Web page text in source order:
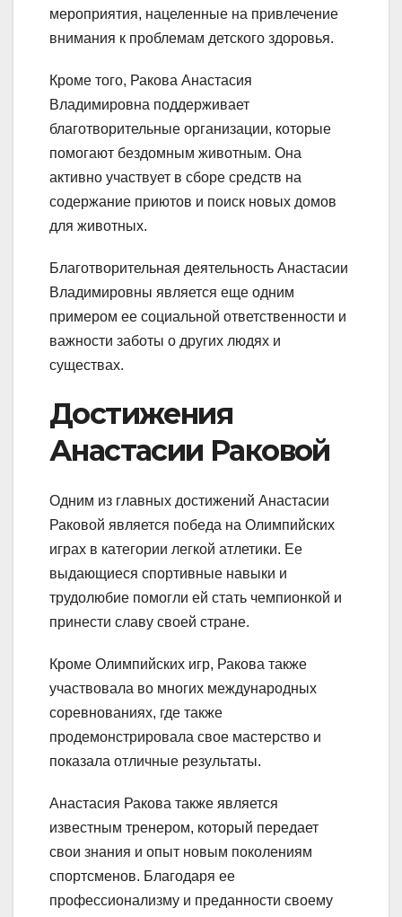
мероприятия, нацеленные на привлечение
внимания к проблемам детского здоровья.
Кроме того, Ракова Анастасия
Владимировна поддерживает
благотворительные организации, которые
помогают бездомным животным. Она
активно участвует в сборе средств на
содержание приютов и поиск новых домов
для животных.
Благотворительная деятельность Анастасии
Владимировны является еще одним
примером ее социальной ответственности и
важности заботы о других людях и
существах.
Достижения
Анастасии Раковой
Одним из главных достижений Анастасии
Раковой является победа на Олимпийских
играх в категории легкой атлетики. Ее
выдающиеся спортивные навыки и
трудолюбие помогли ей стать чемпионкой и
принести славу своей стране.
Кроме Олимпийских игр, Ракова также
участвовала во многих международных
соревнованиях, где также
продемонстрировала свое мастерство и
показала отличные результаты.
Анастасия Ракова также является
известным тренером, который передает
свои знания и опыт новым поколениям
спортсменов. Благодаря ее
профессионализму и преданности своему